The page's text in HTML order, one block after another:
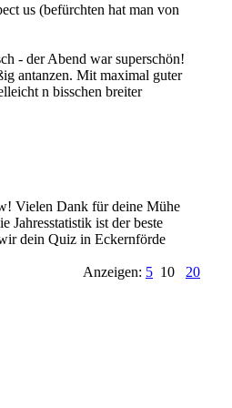
us (befürchten hat man von
- der Abend war superschön!
antanzen. Mit maximal guter
n bisschen breiter
Vielen Dank für deine Mühe
Jahresstatistik ist der beste
dein Quiz in Eckernförde
Anzeigen: 5 10 20